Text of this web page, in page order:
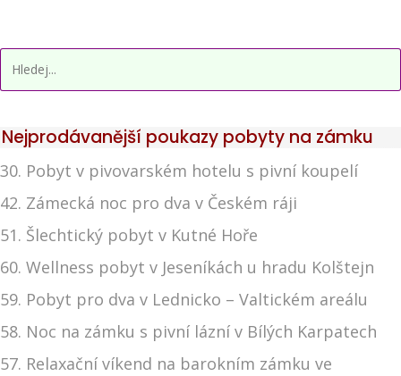
Nejprodávanější poukazy pobyty na zámku
30. Pobyt v pivovarském hotelu s pivní koupelí
42. Zámecká noc pro dva v Českém ráji
51. Šlechtický pobyt v Kutné Hoře
60. Wellness pobyt v Jeseníkách u hradu Kolštejn
59. Pobyt pro dva v Lednicko – Valtickém areálu
58. Noc na zámku s pivní lázní v Bílých Karpatech
57. Relaxační víkend na barokním zámku ve